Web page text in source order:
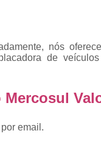
nós
de
email.